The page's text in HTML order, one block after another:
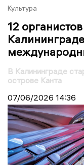
Культура
12
В Калининграде
острове Канта
07/06/2026 14:36